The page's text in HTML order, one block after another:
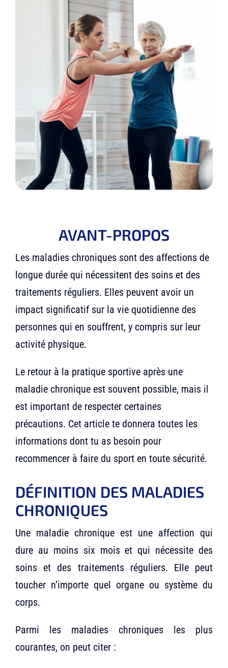
AVANT-PROPOS
Les maladies chroniques sont des affections de
longue durée qui nécessitent des soins et des
traitements réguliers. Elles peuvent avoir un
impact significatif sur la vie quotidienne des
personnes qui en souffrent, y compris sur leur
activité physique.
Le retour à la pratique sportive après une
maladie chronique est souvent possible, mais il
est important de respecter certaines
précautions. Cet article te donnera toutes les
informations dont tu as besoin pour
recommencer à faire du sport en toute sécurité.
DÉFINITION DES MALADIES
CHRONIQUES
Une maladie chronique est une affection qui
dure au moins six mois et qui nécessite des
soins et des traitements réguliers. Elle peut
toucher n’importe quel organe ou système du
corps.
Parmi les maladies chroniques les plus
courantes, on peut citer :